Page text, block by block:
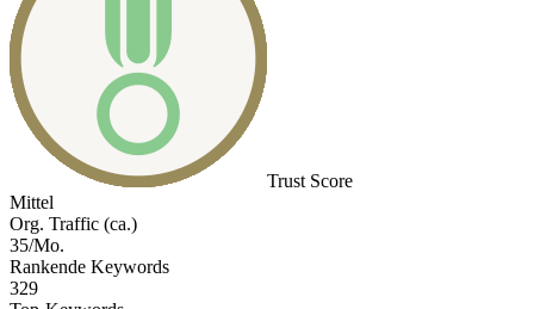
Trust Score
Mittel
Org. Traffic (ca.)
35/Mo.
Rankende Keywords
329